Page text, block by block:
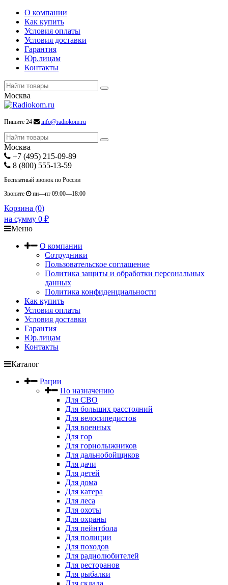
О компании
Как купить
Условия оплаты
Условия доставки
Гарантия
Юр.лицам
Контакты
Москва
Пишите 24 info@radiokom.ru
Москва
+7 (495) 215-09-89
8 (800) 555-13-59
Бесплатный звонок по России
Звоните
пн—пт 09:00—18:00
Корзина (0)
на сумму 0 ₽
Меню
О компании
Сотрудники
Пользовательское соглашение
Политика защиты и обработки персональных
данных
Политика конфиденциальности
Как купить
Условия оплаты
Условия доставки
Гарантия
Юр.лицам
Контакты
Каталог
Рации
По назначению
Для СВО
Для больших расстояний
Для велосипедистов
Для военных
Для гор
Для горнолыжников
Для дальнобойщиков
Для дачи
Для детей
Для дома
Для катера
Для леса
Для охоты
Для охраны
Для пейнтбола
Для полиции
Для походов
Для радиолюбителей
Для ресторанов
Для рыбалки
Для склада